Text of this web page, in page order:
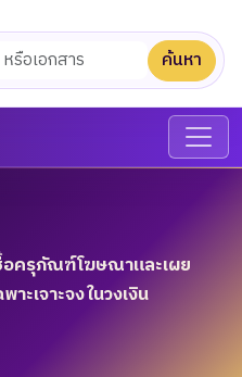
ค้นหา
อครุภัณฑ์โฆษณาและเผย
าะเจาะจง ในวงเงิน